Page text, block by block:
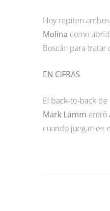
Hoy repiten
Molina como
Boscán para
EN CIFRAS
El back-to-back de
Mark Lamm entró
cuando juegan en